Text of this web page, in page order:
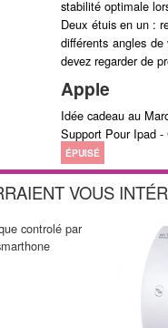
stabilité optimale
Deux étuis en un :
différents angles
devez regarder de
Apple
Idée cadeau au
Support Pour Ipad -
ÉPUISÉ
VOUS